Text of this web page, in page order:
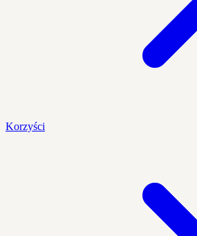
Korzyści